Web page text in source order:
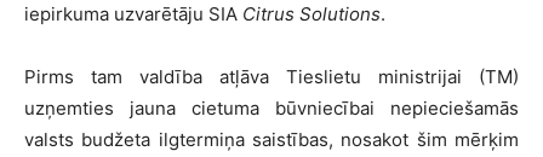
iepirkuma uzvarētāju SIA Citrus Solutions.
Pirms tam valdība atļāva Tieslietu ministrijai (TM)
uzņemties jauna cietuma būvniecībai nepieciešamās
valsts budžeta ilgtermiņa saistības, nosakot šim mērķim